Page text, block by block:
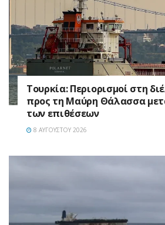
Τουρκία: Περιορισμοί στη
προς τη Μαύρη Θάλασσα
των επιθέσεων
8 ΑΥΓΟΎΣΤΟΥ 2026